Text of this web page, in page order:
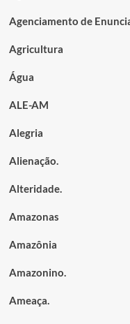
Agenciamento de
Agricultura
Água
ALE-AM
Alegria
Alienação.
Alteridade.
Amazonas
Amazônia
Amazonino.
Ameaça.